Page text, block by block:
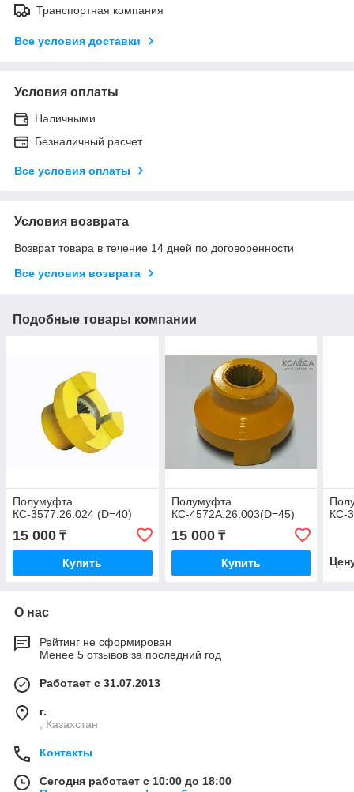
Транспортная компания
Все условия доставки
Условия оплаты
Наличными
Безналичный расчет
Все условия оплаты
Условия возврата
Возврат товара в течение 14 дней по договоренности
Все условия возврата
Подобные товары компании
Полумуфта
КС-3577.26.024 (D=40)
15 000 ₸
Купить
Полумуфта
КС-4572А.26.003(D=45)
15 000₸
Купить
КС-
О нас
Рейтинг не сформирован
Менее 5 отзывов за последний год
Работает с 31.07.2013
г.
, Казахстан
Контакты
Сегодня работает с 10:00 до 18:00